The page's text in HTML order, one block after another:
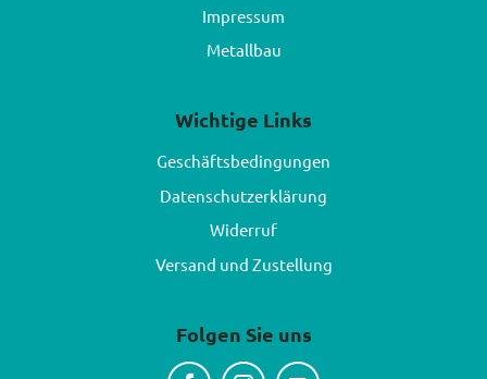
Impressum
Metallbau
Wichtige Links
Geschäftsbedingungen
Datenschutzerklärung
Widerruf
Versand und Zustellung
Folgen Sie uns